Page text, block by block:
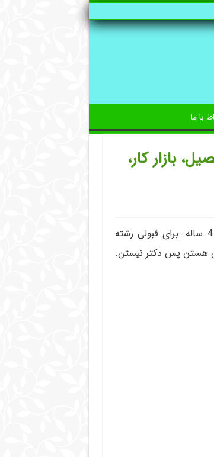
با ما
بازار کار،
فیزیوتراپی جزو رشته های کارشناسی هست و طول دوره تحصیلش 4 ساله. برای قبولی رشته
هستن پس دکتر نیستن.